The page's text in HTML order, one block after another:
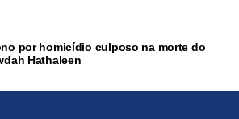
por homicídio culposo na morte do
Hathaleen